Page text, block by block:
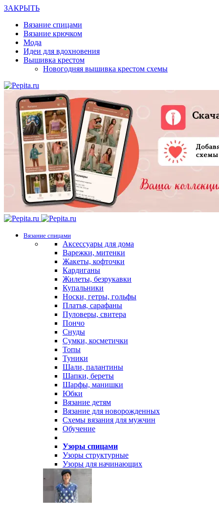
ЗАКРЫТЬ
Вязание спицами
Вязание крючком
Мода
Идеи для вдохновения
Вышивка крестом
Новогодняя вышивка крестом схемы
Вязание спицами
Аксессуары для дома
Варежки, митенки
Жакеты, кофточки
Кардиганы
Жилеты, безрукавки
Купальники
Носки, гетры, гольфы
Платья, сарафаны
Пуловеры, свитера
Пончо
Снуды
Сумки, косметички
Топы
Туники
Шали, палантины
Шапки, береты
Шарфы, манишки
Юбки
Вязание детям
Вязание для новорожденных
Схемы вязания для мужчин
Обучение
Узоры спицами
Узоры структурные
Узоры для начинающих